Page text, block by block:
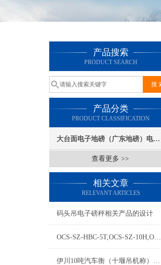
产品搜索
PRODUCT SEARCH
产品分类
PRODUCT CLASSIFICATION
大台面电子地磅（广东地磅）电子汽车衡
查看更多 >>
相关文章
RELEVANT ARTICLES
码头吊电子磅秤相关产品的设计
OCS-SZ-HBC-5T,OCS-SZ-10H,OCS-SZ-20H,OCS-SZ-30T电子吊钩秤
伊川10吨汽车衡（十堰吊机称）硚口15T吊秤维修